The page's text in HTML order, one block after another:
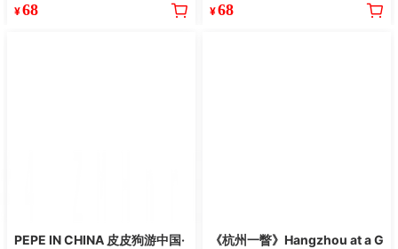
¥68 ¥68
PEPE IN CHINA 皮皮狗游中国· 《杭州一瞥》Hangzhou at a G